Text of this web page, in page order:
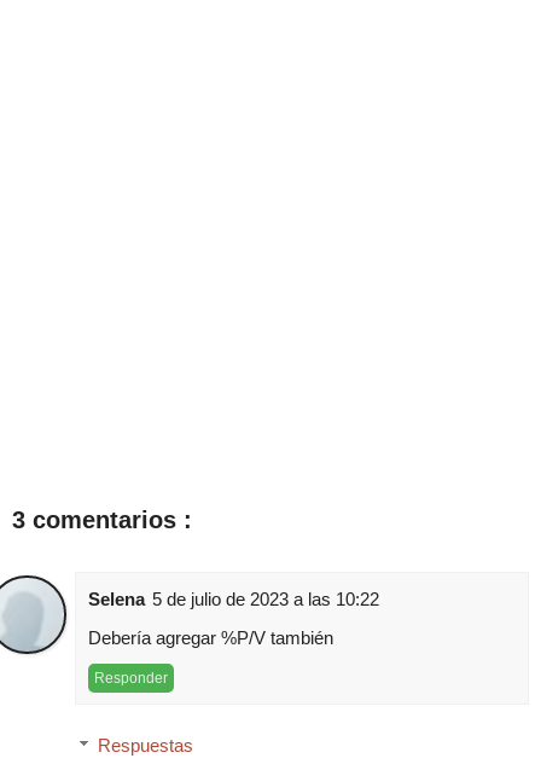
3 comentarios :
Selena 5 de julio de 2023 a las 10:22
Debería agregar %P/V también
Responder
Respuestas